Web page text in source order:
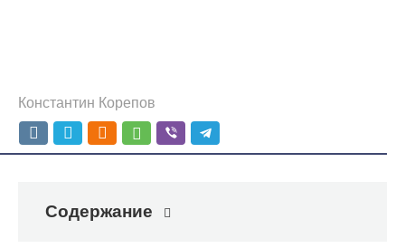
Константин Корепов
Содержание